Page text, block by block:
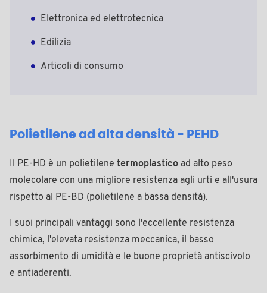
Elettronica ed elettrotecnica
Edilizia
Articoli di consumo
Polietilene ad alta densità - PEHD
Il PE-HD è un polietilene termoplastico ad alto peso
molecolare con una migliore resistenza agli urti e all'usura
rispetto al PE-BD (polietilene a bassa densità).
I suoi principali vantaggi sono l'eccellente resistenza
chimica, l'elevata resistenza meccanica, il basso
assorbimento di umidità e le buone proprietà antiscivolo
e antiaderenti.